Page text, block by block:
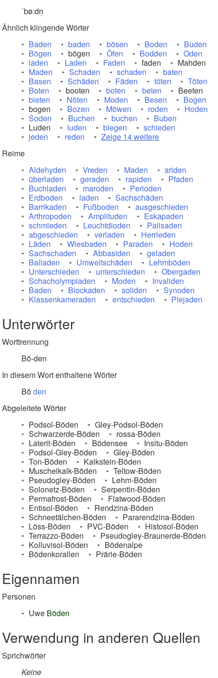
ˈbøːdn̩
Ähnlich klingende Wörter
Baden
baden bösen Boden
Buden
Bögen
bögen Öfen Bodden
Oden
laden
Laden Faden faden
Mahden
Maden
Schaden schaden
baten
Basen
Schäden Fäden töten
Töten
Boten
booten boten beten
Beeten
bieten
Nöten Moden Besen
Bogen
bogen
Bozen Möwen roden
Hoden
Soden
Buchen buchen
Buben
Luden
luden biegen
schieden
jeden
reden
Zeige 14 weitere
Reime
Aldehyden
Vreden Maden
ariden
überladen
geraden rapiden
Pfaden
Buchladen
maroden
Perioden
Erdboden
laden
Sachschäden
Barrikaden
Fußboden
ausgeschieden
Arthropoden
Amplituden
Eskapaden
schmieden
Leuchtdioden
Palisaden
abgeschieden
verladen
Herrieden
Läden
Wiesbaden Paraden
Hoden
Sachschaden
Abbasiden
geladen
Balladen
Umweltschäden
Lehmböden
Unterschieden
unterschieden
Obergaden
Schacholympiaden
Moden
Invaliden
Baden
Blockaden soliden
Synoden
Klassenkameraden
entschieden Plejaden
Unterwörter
Worttrennung
Bö-den
In diesem Wort enthaltene Wörter
Böden
Abgeleitete Wörter
Podsol-Böden
Gley-Podsol-Böden
Schwarzerde-Böden
rossa-Böden
Laterit-Böden
Bödensee
Insitu-Böden
Podsol-Gley-Böden
Gley-Böden
Ton-Böden
Kalkstein-Böden
Muschelkalk-Böden
Teltow-Böden
Pseudogley-Böden
Lehm-Böden
Solonetz-Böden
Serpentin-Böden
Permafrost-Böden
Flatwood-Böden
Entisol-Böden
Rendzina-Böden
Schneetälchen-Böden
Pararendzina-Böden
Löss-Böden
PVC-Böden
Histosol-Böden
Terrazzo-Böden
Pseudogley-Braunerde-Böden
Kolluvisol-Böden
Bödenalpe
Bödenkorallen
Prärie-Böden
Eigennamen
Personen
Uwe Böden
Verwendung in anderen Quellen
Sprichwörter
Keine